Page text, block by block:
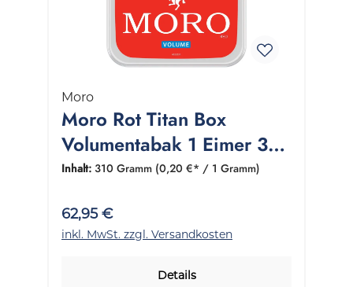
Moro
Moro Rot Titan Box
Volumentabak 1 Eimer 310
Gramm
Inhalt: 310 Gramm (0,20 €* / 1 Gramm)
62,95 €
inkl. MwSt. zzgl. Versandkosten
Details